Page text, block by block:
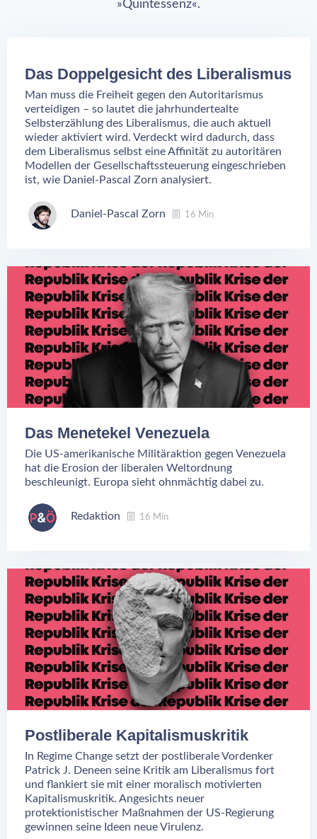
»Quintessenz«.
Das Doppelgesicht des Liberalismus
Man muss die Freiheit gegen den Autoritarismus
verteidigen – so lautet die jahrhundertealte
Selbsterzählung des Liberalismus, die auch aktuell
wieder aktiviert wird. Verdeckt wird dadurch, dass
dem Liberalismus selbst eine Affinität zu autoritären
Modellen der Gesellschaftssteuerung eingeschrieben
ist, wie Daniel-Pascal Zorn analysiert.
Daniel-Pascal Zorn 16 Min
Das Menetekel Venezuela
Die US-amerikanische Militäraktion gegen Venezuela
hat die Erosion der liberalen Weltordnung
beschleunigt. Europa sieht ohnmächtig dabei zu.
Redaktion 16 Min
Postliberale Kapitalismuskritik
In Regime Change setzt der postliberale Vordenker
Patrick J. Deneen seine Kritik am Liberalismus fort
und flankiert sie mit einer moralisch motivierten
Kapitalismuskritik. Angesichts neuer
protektionistischer Maßnahmen der US-Regierung
gewinnen seine Ideen neue Virulenz.